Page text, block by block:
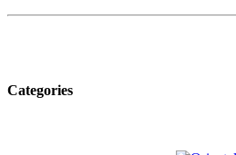
Categories